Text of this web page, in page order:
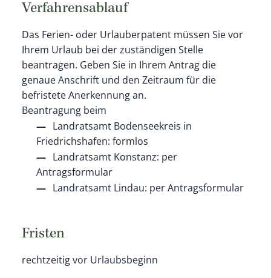
Verfahrensablauf
Das Ferien- oder Urlauberpatent müssen Sie vor
Ihrem Urlaub bei der zuständigen Stelle
beantragen. Geben Sie in Ihrem Antrag die
genaue Anschrift und den Zeitraum für die
befristete Anerkennung an.
Beantragung beim
Landratsamt Bodenseekreis in
Friedrichshafen: formlos
Landratsamt Konstanz: per
Antragsformular
Landratsamt Lindau: per Antragsformular
Fristen
rechtzeitig vor Urlaubsbeginn